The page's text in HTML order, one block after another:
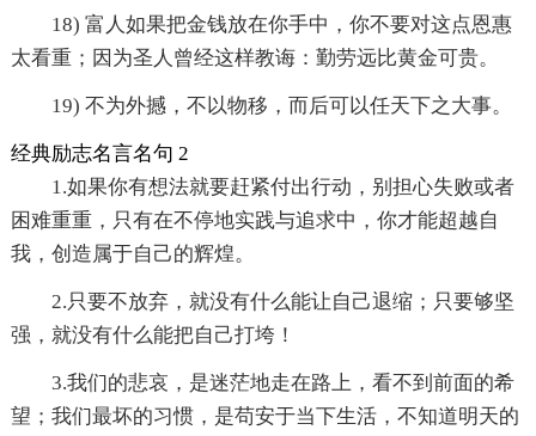
18) 富人如果把金钱放在你手中，你不要对这点恩惠
太看重；因为圣人曾经这样教诲：勤劳远比黄金可贵。
19) 不为外撼，不以物移，而后可以任天下之大事。
经典励志名言名句 2
1.如果你有想法就要赶紧付出行动，别担心失败或者
困难重重，只有在不停地实践与追求中，你才能超越自
我，创造属于自己的辉煌。
2.只要不放弃，就没有什么能让自己退缩；只要够坚
强，就没有什么能把自己打垮！
3.我们的悲哀，是迷茫地走在路上，看不到前面的希
望；我们最坏的习惯，是苟安于当下生活，不知道明天的